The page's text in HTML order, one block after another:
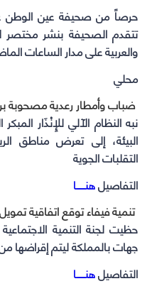
حرصاً من صحيفة عين الوطن
تتقدم الصحيفة بنشر مختصر
والعربية على مدار الساعات
محلي
ضباب وأمطار رعدية مصحوبة برياح
نبه النظام الآلي للإِنْذَار
البيئة، إلى تعرض مناطق
التقلبات الجوية
التفاصيلهنــــــا
تنمية فيفاء توقع اتفاقية
جهات بالمملكة ليتم إقراضها
التفاصيلهنــــــا